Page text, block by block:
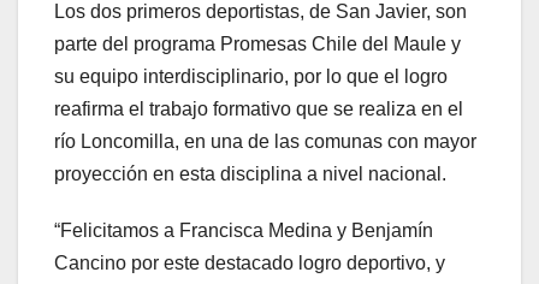
Los dos primeros deportistas, de San Javier, son
parte del programa Promesas Chile del Maule y
su equipo interdisciplinario, por lo que el logro
reafirma el trabajo formativo que se realiza en el
río Loncomilla, en una de las comunas con mayor
proyección en esta disciplina a nivel nacional.
“Felicitamos a Francisca Medina y Benjamín
Cancino por este destacado logro deportivo, y